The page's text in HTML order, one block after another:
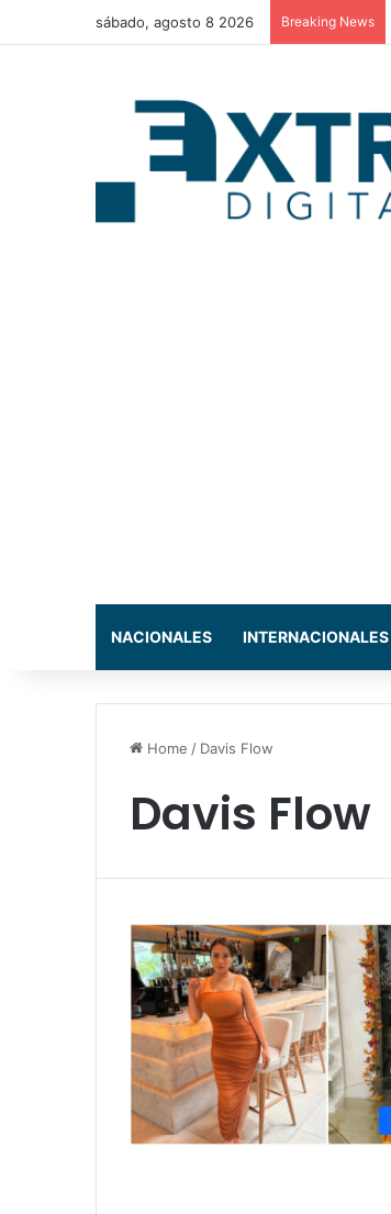
sábado, agosto 8 2026 Breaking News
NACIONALES INTERNACIONALES
Home / Davis Flow
Davis Flow